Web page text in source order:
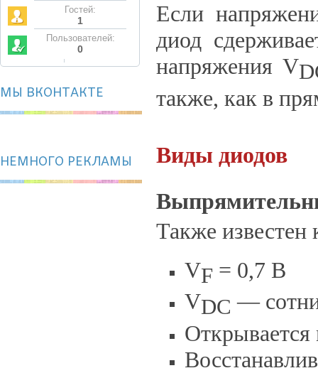
Гостей:
1
Пользователей:
0
МЫ ВКОНТАКТЕ
НЕМНОГО РЕКЛАМЫ
Если
диод
напряжения V
также, как в
Виды диодов
Также
VF = 0,7 В
VDC —
Открывается